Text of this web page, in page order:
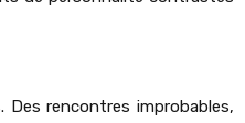
rencontres improbables,